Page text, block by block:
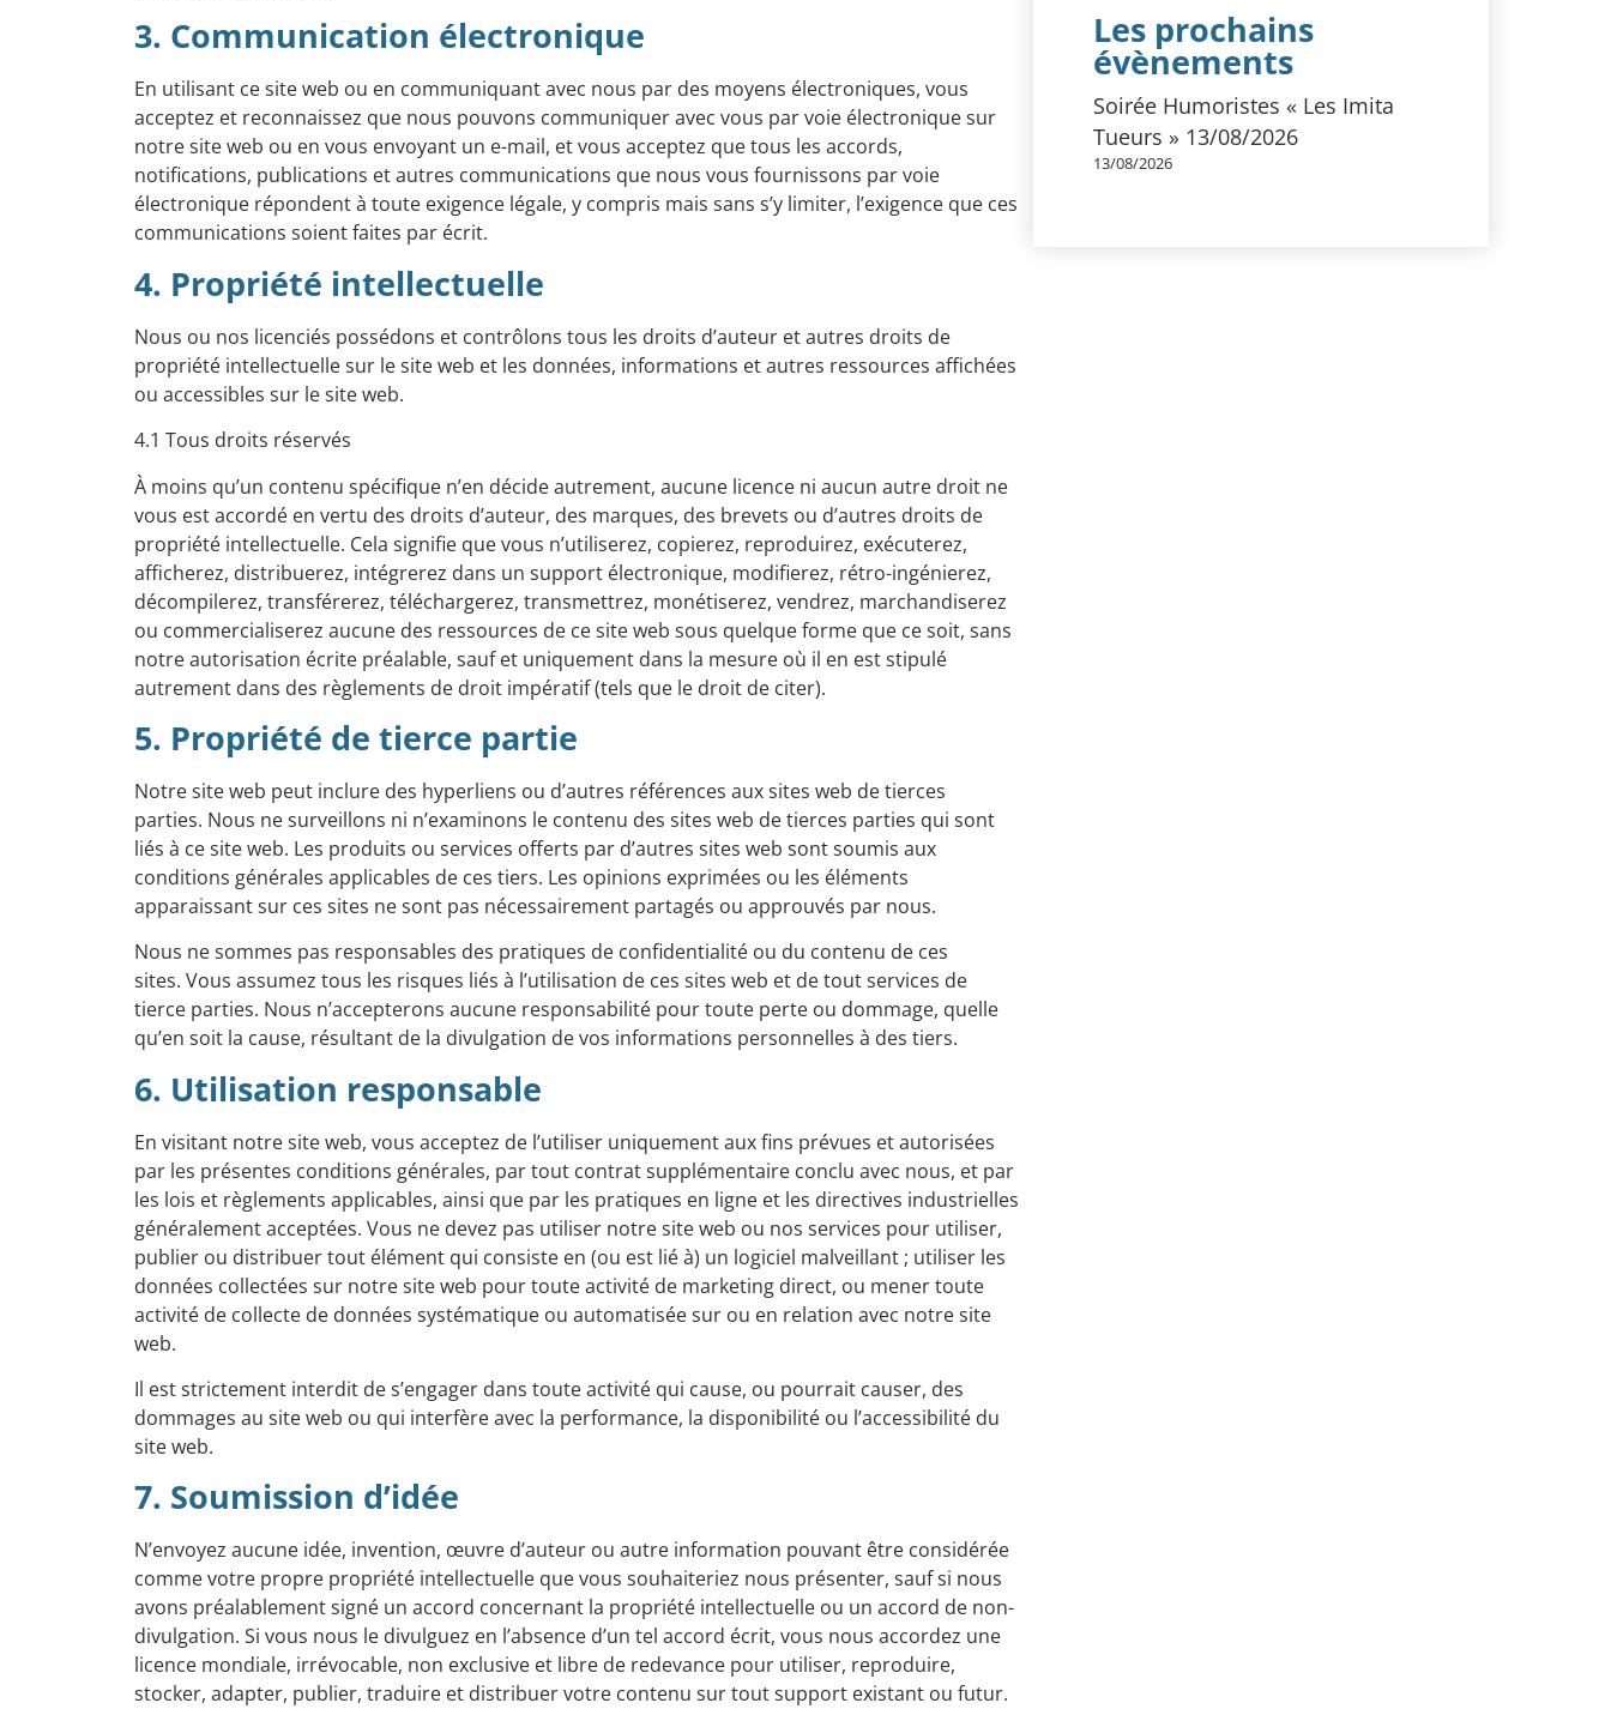
3. Communication électronique
En utilisant ce site web ou en communiquant avec nous par des moyens électroniques, vous
acceptez et reconnaissez que nous pouvons communiquer avec vous par voie électronique sur
notre site web ou en vous envoyant un e-mail, et vous acceptez que tous les accords,
notifications, publications et autres communications que nous vous fournissons par voie
électronique répondent à toute exigence légale, y compris mais sans s’y limiter, l’exigence que ces
communications soient faites par écrit.
4. Propriété intellectuelle
Nous ou nos licenciés possédons et contrôlons tous les droits d’auteur et autres droits de
propriété intellectuelle sur le site web et les données, informations et autres ressources affichées
ou accessibles sur le site web.
4.1 Tous droits réservés
À moins qu’un contenu spécifique n’en décide autrement, aucune licence ni aucun autre droit ne
vous est accordé en vertu des droits d’auteur, des marques, des brevets ou d’autres droits de
propriété intellectuelle. Cela signifie que vous n’utiliserez, copierez, reproduirez, exécuterez,
afficherez, distribuerez, intégrerez dans un support électronique, modifierez, rétro-ingénierez,
décompilerez, transférerez, téléchargerez, transmettrez, monétiserez, vendrez, marchandiserez
ou commercialiserez aucune des ressources de ce site web sous quelque forme que ce soit, sans
notre autorisation écrite préalable, sauf et uniquement dans la mesure où il en est stipulé
autrement dans des règlements de droit impératif (tels que le droit de citer).
5. Propriété de tierce partie
Notre site web peut inclure des hyperliens ou d’autres références aux sites web de tierces
parties. Nous ne surveillons ni n’examinons le contenu des sites web de tierces parties qui sont
liés à ce site web. Les produits ou services offerts par d’autres sites web sont soumis aux
conditions générales applicables de ces tiers. Les opinions exprimées ou les éléments
apparaissant sur ces sites ne sont pas nécessairement partagés ou approuvés par nous.
Nous ne sommes pas responsables des pratiques de confidentialité ou du contenu de ces
sites. Vous assumez tous les risques liés à l’utilisation de ces sites web et de tout services de
tierce parties. Nous n’accepterons aucune responsabilité pour toute perte ou dommage, quelle
qu’en soit la cause, résultant de la divulgation de vos informations personnelles à des tiers.
6. Utilisation responsable
En visitant notre site web, vous acceptez de l’utiliser uniquement aux fins prévues et autorisées
par les présentes conditions générales, par tout contrat supplémentaire conclu avec nous, et par
les lois et règlements applicables, ainsi que par les pratiques en ligne et les directives industrielles
généralement acceptées. Vous ne devez pas utiliser notre site web ou nos services pour utiliser,
publier ou distribuer tout élément qui consiste en (ou est lié à) un logiciel malveillant ; utiliser les
données collectées sur notre site web pour toute activité de marketing direct, ou mener toute
activité de collecte de données systématique ou automatisée sur ou en relation avec notre site
web.
Il est strictement interdit de s’engager dans toute activité qui cause, ou pourrait causer, des
dommages au site web ou qui interfère avec la performance, la disponibilité ou l’accessibilité du
site web.
7. Soumission d’idée
N’envoyez aucune idée, invention, œuvre d’auteur ou autre information pouvant être considérée
comme votre propre propriété intellectuelle que vous souhaiteriez nous présenter, sauf si nous
avons préalablement signé un accord concernant la propriété intellectuelle ou un accord de non-
divulgation. Si vous nous le divulguez en l’absence d’un tel accord écrit, vous nous accordez une
licence mondiale, irrévocable, non exclusive et libre de redevance pour utiliser, reproduire,
stocker, adapter, publier, traduire et distribuer votre contenu sur tout support existant ou futur.
Les prochains
évènements
Soirée Humoristes « Les Imita
Tueurs » 13/08/2026
13/08/2026